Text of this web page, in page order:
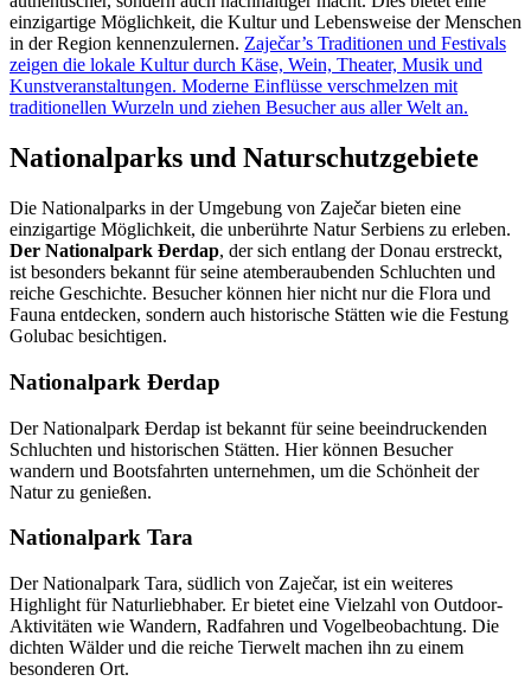
einzigartige Möglichkeit, die Kultur und Lebensweise der Menschen
in der Region kennenzulernen. Zaječar’s Traditionen und Festivals
zeigen die lokale Kultur durch Käse, Wein, Theater, Musik und
Kunstveranstaltungen. Moderne Einflüsse verschmelzen mit
traditionellen Wurzeln und ziehen Besucher aus aller Welt an.
Nationalparks und Naturschutzgebiete
Die Nationalparks in der Umgebung von Zaječar bieten eine
einzigartige Möglichkeit, die unberührte Natur Serbiens zu erleben.
Der Nationalpark Đerdap, der sich entlang der Donau erstreckt,
ist besonders bekannt für seine atemberaubenden Schluchten und
reiche Geschichte. Besucher können hier nicht nur die Flora und
Fauna entdecken, sondern auch historische Stätten wie die Festung
Golubac besichtigen.
Nationalpark Đerdap
Der Nationalpark Đerdap ist bekannt für seine beeindruckenden
Schluchten und historischen Stätten. Hier können Besucher
wandern und Bootsfahrten unternehmen, um die Schönheit der
Natur zu genießen.
Nationalpark Tara
Der Nationalpark Tara, südlich von Zaječar, ist ein weiteres
Highlight für Naturliebhaber. Er bietet eine Vielzahl von Outdoor-
Aktivitäten wie Wandern, Radfahren und Vogelbeobachtung. Die
dichten Wälder und die reiche Tierwelt machen ihn zu einem
besonderen Ort.